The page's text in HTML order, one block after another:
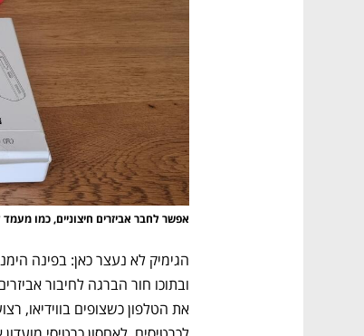
אפשר לחבר אביזרים חיצוניים, כמו מעמד